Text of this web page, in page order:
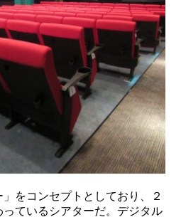
」をコンセプトとしており、２
ているシアターだ。デジタル